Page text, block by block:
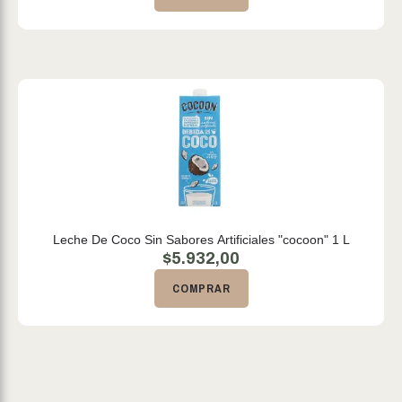
Leche De Coco Sin Sabores Artificiales "cocoon" 1 L
$5.932,00
COMPRAR